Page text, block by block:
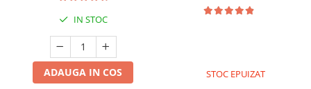
IN STOC
ADAUGA IN COS STOC EPUIZAT